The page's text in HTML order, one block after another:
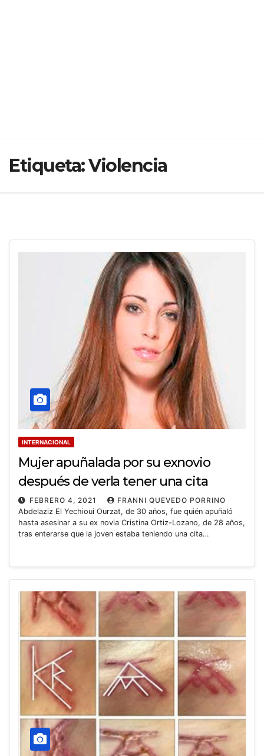
Etiqueta:Violencia
INTERNACIONAL
Mujer apuñalada por su exnovio
después de verla tener una cita
FEBRERO 4, 2021
FRANNI QUEVEDO PORRINO
Abdelaziz El Yechioui Ourzat, de 30 años, fue quién apuñaló
hasta asesinar a su ex novia Cristina Ortiz-Lozano, de 28 años,
tras enterarse que la joven estaba teniendo una cita…